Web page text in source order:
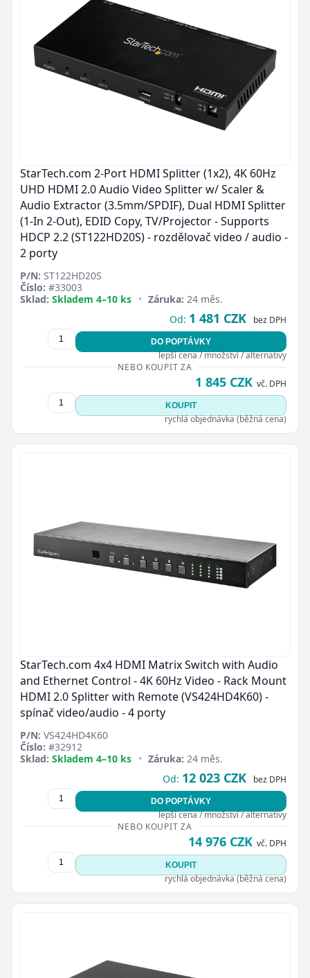
StarTech.com 2-Port HDMI Splitter (1x2), 4K 60Hz
UHD HDMI 2.0 Audio Video Splitter w/ Scaler &
Audio Extractor (3.5mm/SPDIF), Dual HDMI Splitter
(1-In 2-Out), EDID Copy, TV/Projector - Supports
HDCP 2.2 (ST122HD20S) - rozdělovač video / audio -
2 porty
P/N: ST122HD20S
Číslo: #33003
Sklad: Skladem 4–10 ks • Záruka: 24 měs.
Od: 1 481 CZK bez DPH
DO POPTÁVKY
lepší cena / množství / alternativy
NEBO KOUPIT ZA
1 845 CZK vč. DPH
KOUPIT
rychlá objednávka (běžná cena)
StarTech.com 4x4 HDMI Matrix Switch with Audio
and Ethernet Control - 4K 60Hz Video - Rack Mount
HDMI 2.0 Splitter with Remote (VS424HD4K60) -
spínač video/audio - 4 porty
P/N: VS424HD4K60
Číslo: #32912
Sklad: Skladem 4–10 ks • Záruka: 24 měs.
Od: 12 023 CZK bez DPH
DO POPTÁVKY
lepší cena / množství / alternativy
NEBO KOUPIT ZA
14 976 CZK vč. DPH
KOUPIT
rychlá objednávka (běžná cena)